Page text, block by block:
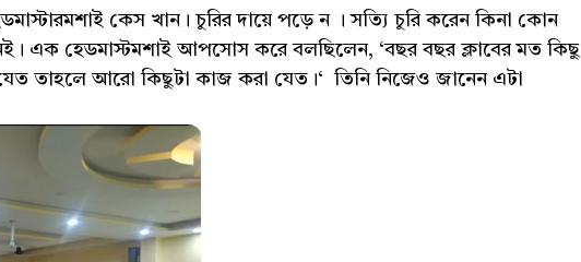
কেস খান। চুরির দায়ে পড়ে ন । সত্যি চুরি করেন কিনা কোন
এক হেডমাস্টমশাই আপসোস করে বলছিলেন, ‘বছর বছর ক্লাবের মত কিছু
যেত তাহলে আরো কিছুটা কাজ করা যেত।‘ তিনি নিজেও জানেন এটা